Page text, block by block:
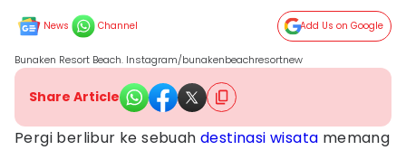
News Channel Add Us on Google
Bunaken Resort Beach. Instagram/bunakenbeachresortnew
Share Article
Pergi berlibur ke sebuah destinasi wisata memang